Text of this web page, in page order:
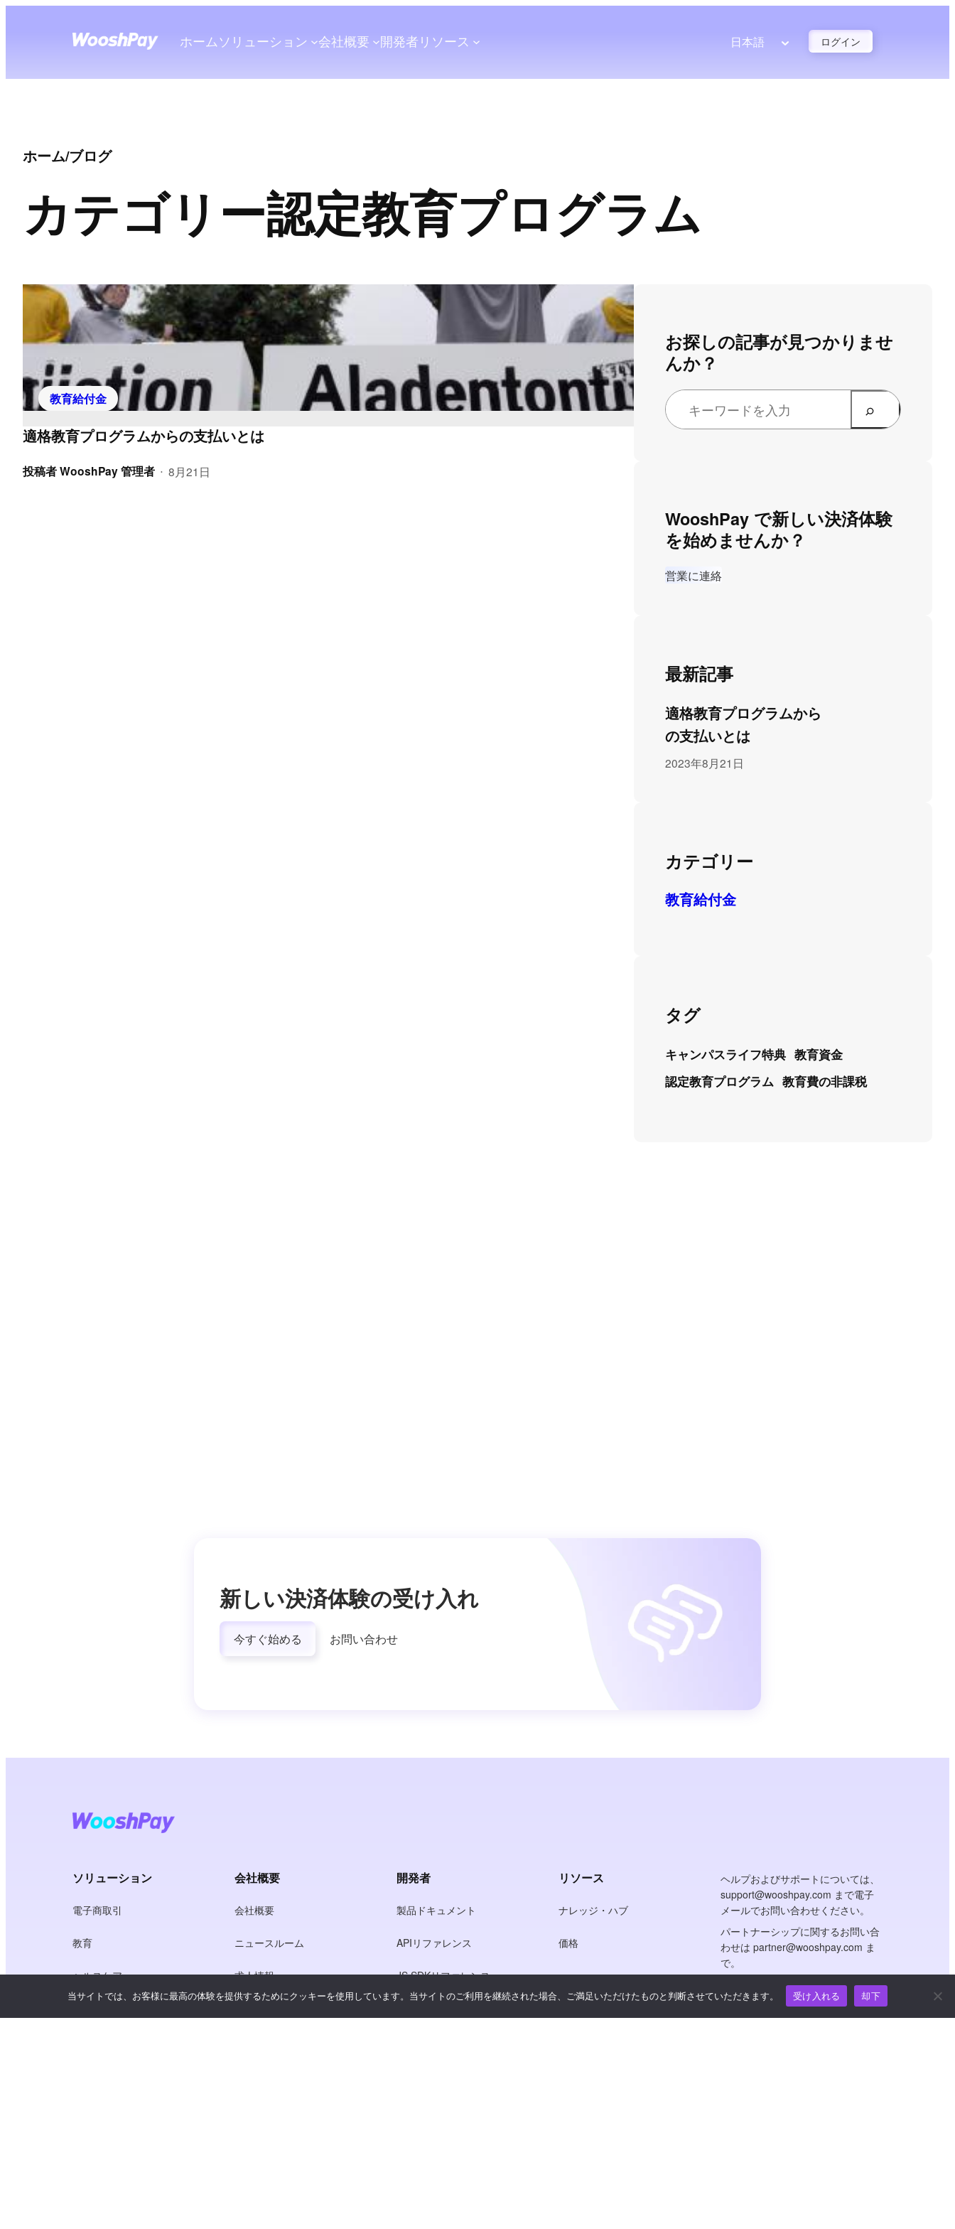
ホームソリューション 会社概要 開発者 リソース 日本語 ログイン
ホーム/ブログ
カテゴリー認定教育プログラム
教育給付金
適格教育プログラムからの支払いとは
投稿者WooshPay 管理者 • 8月21日
お探しの記事が見つかりませ
んか？
WooshPay で新しい決済体験
を始めませんか？
営業に連絡
最新記事
適格教育プログラムから
の支払いとは
2023年8月21日
カテゴリー
教育給付金
タグ
キャンパスライフ特典 教育資金
認定教育プログラム 教育費の非課税
新しい決済体験の受け入れ
今すぐ始める お問い合わせ
ソリューション
電子商取引
教育
ヘルスケア
会社概要
会社概要
ニュースルーム
求人情報
開発者
製品ドキュメント
APIリファレンス
JS SDKリファレンス
リソース
ナレッジ・ハブ
価格
ヘルプおよびサポートについては、
support@wooshpay.com まで電子
メールでお問い合わせください。
パートナーシップに関するお問い合
わせは partner@wooshpay.com ま
で。
メディアからのお問い合わせは
media@wooshpay.com まで。
当サイトでは、お客様に最高の体験を提供するためにクッキーを使用しています。当サイトのご利用を継続された場合、ご満足いただけたものと判断させていただきます。 受け入れる 却下